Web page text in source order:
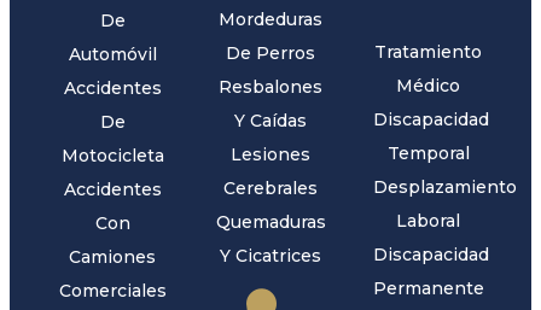
De
Automóvil
Accidentes
De
Motocicleta
Accidentes
Con
Camiones
Comerciales
Mordeduras
De Perros
Resbalones
Y Caídas
Lesiones
Cerebrales
Quemaduras
Y Cicatrices
Tratamiento
Médico
Discapacidad
Temporal
Desplazamiento
Laboral
Discapacidad
Permanente